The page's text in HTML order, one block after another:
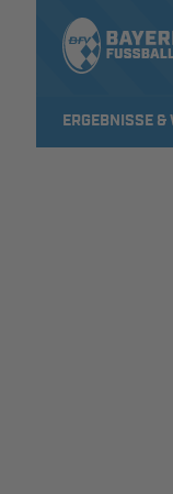
ERGEBNISSE &